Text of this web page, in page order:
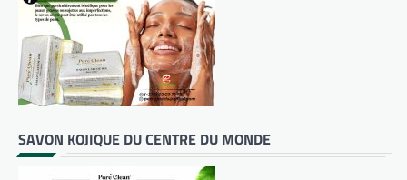
SAVON KOJIQUE DU CENTRE DU MONDE